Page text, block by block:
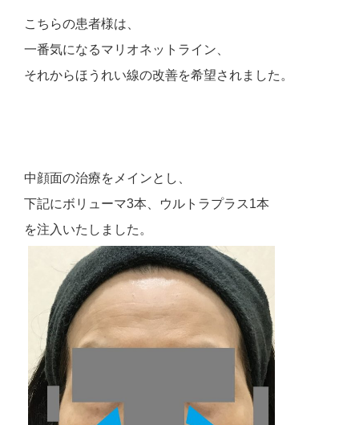
こちらの患者様は、
一番気になるマリオネットライン、
それからほうれい線の改善を希望されました。
中顔面の治療をメインとし、
下記にボリューマ3本、ウルトラプラス1本
を注入いたしました。